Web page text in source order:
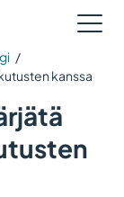
/
kanssa